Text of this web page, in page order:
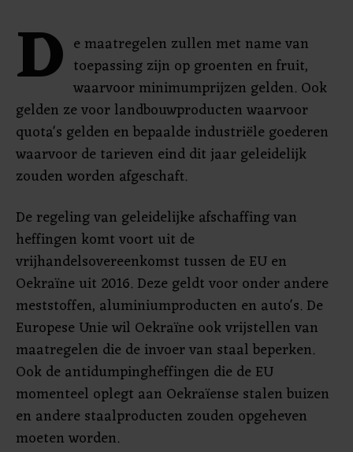
D e maatregelen zullen met name van
toepassing zijn op groenten en fruit,
waarvoor minimumprijzen gelden. Ook
gelden ze voor landbouwproducten waarvoor
quota's gelden en bepaalde industriële goederen
waarvoor de tarieven eind dit jaar geleidelijk
zouden worden afgeschaft.
De regeling van geleidelijke afschaffing van
heffingen komt voort uit de
vrijhandelsovereenkomst tussen de EU en
Oekraïne uit 2016. Deze geldt voor onder andere
meststoffen, aluminiumproducten en auto's. De
Europese Unie wil Oekraïne ook vrijstellen van
maatregelen die de invoer van staal beperken.
Ook de antidumpingheffingen die de EU
momenteel oplegt aan Oekraïense stalen buizen
en andere staalproducten zouden opgeheven
moeten worden.